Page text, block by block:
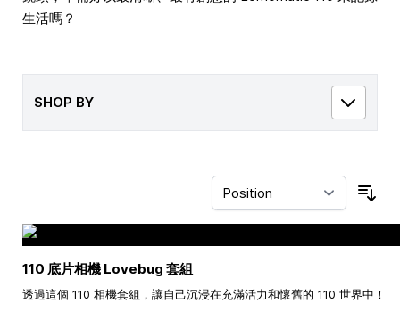
生活嗎？
SHOP BY
110 底片相機 Lovebug 套組
透過這個 110 相機套組，讓自己沉浸在充滿活力和懷舊的 110 世界中！